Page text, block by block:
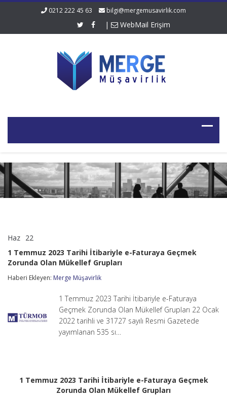
0212 222 45 63 bilgi@mergemusavirlik.com
| WebMail Erişim
Haz 22
2023
Tarihi
e-
Geçmek
Zorunda
Olan
Mükellef
Grupları
1 Temmuz 2023 Tarihi İtibariyle e-Faturaya Geçmek
Zorunda Olan Mükellef Grupları
Haberi Ekleyen: Merge Müşavirlik
1 Temmuz 2023 Tarihi İtibariyle e-Faturaya
Geçmek Zorunda Olan Mükellef Grupları 22 Ocak
2022 tarihli ve 31727 sayılı Resmi Gazetede
yayımlanan 535 sı…
1 Temmuz 2023 Tarihi İtibariyle e-Faturaya Geçmek
Zorunda Olan Mükellef Grupları